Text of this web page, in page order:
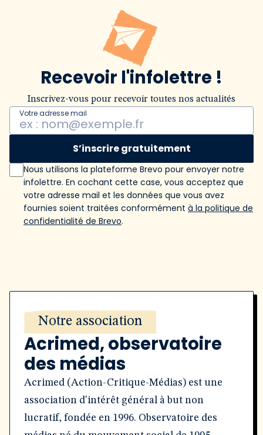
Recevoir l'infolettre !
Inscrivez-vous pour recevoir toutes nos actualités
Votre adresse mail
S’inscrire gratuitement
Nous utilisons la plateforme Brevo pour envoyer notre
infolettre. En cochant cette case, vous acceptez que
votre adresse mail et les données que vous avez
fournies soient traitées conformément à la politique de
confidentialité de Brevo.
Notre association
Acrimed, observatoire
des médias
Acrimed (Action-Critique-Médias) est une
association d'intérêt général à but non
lucratif, fondée en 1996. Observatoire des